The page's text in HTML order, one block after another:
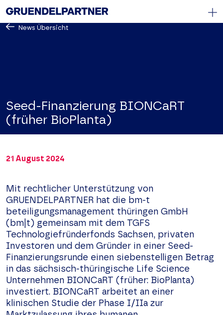
Know How
Team
News
Karriere
ImpressumDatenschutz
News Übersicht
Seed-Finanzierung BIONCaRT
(früher BioPlanta)
21 August 2024
Mit rechtlicher Unterstützung von
GRUENDELPARTNER hat die bm-t
beteiligungsmanagement thüringen GmbH
(bm|t) gemeinsam mit dem TGFS
Technologiefründerfonds Sachsen, privaten
Investoren und dem Gründer in einer Seed-
Finanzierungsrunde einen siebenstelligen Betrag
in das sächsisch-thüringische Life Science
Unternehmen BIONCaRT (früher: BioPlanta)
investiert. BIONCaRT arbeitet an einer
klinischen Studie der Phase I/IIa zur